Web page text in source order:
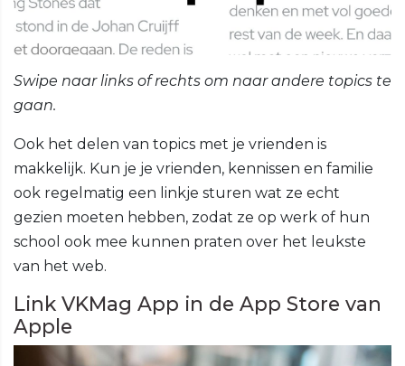
Swipe naar links of rechts om naar andere topics te
gaan.
Ook het delen van topics met je vrienden is
makkelijk. Kun je je vrienden, kennissen en familie
ook regelmatig een linkje sturen wat ze echt
gezien moeten hebben, zodat ze op werk of hun
school ook mee kunnen praten over het leukste
van het web.
Link VKMag App in de App Store van
Apple